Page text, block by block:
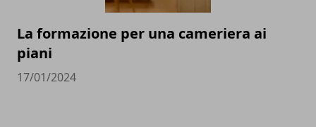
La formazione per una cameriera ai
piani
17/01/2024